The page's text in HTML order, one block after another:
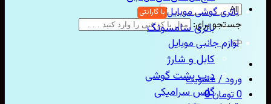
جستجو برای:
ورود / عضویت
تومان0
باتری گوشی موبایل
باتری سامسونگ
لوازم جانبی موبایل
کابل و شارژ
درب پشت گوشی
گلس سرامیکی